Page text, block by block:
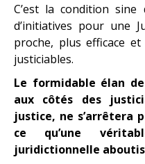
C’est la condition
d’initiatives pour une
proche, plus efficace
justiciables.
Le formidable élan
aux côtés des
justice, ne s’arrêtera
ce qu’une
juridictionnelle